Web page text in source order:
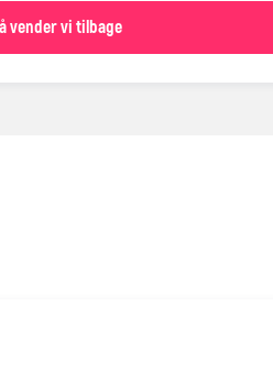
vender vi tilbage